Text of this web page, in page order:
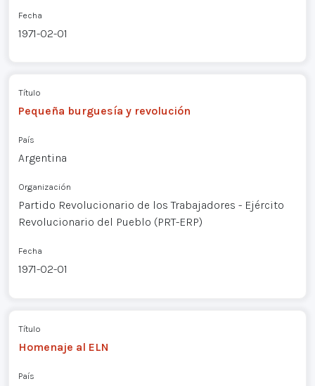
Fecha
1971-02-01
Título
Pequeña burguesía y revolución
País
Argentina
Organización
Partido Revolucionario de los Trabajadores - Ejército
Revolucionario del Pueblo (PRT-ERP)
Fecha
1971-02-01
Título
Homenaje al ELN
País